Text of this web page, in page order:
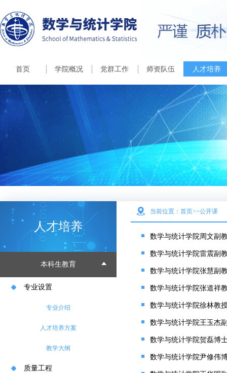
首页 学院概况 党群工作 师资队伍 人才培养
人才培养
本科生教育
专业设置
专业介绍
人才培养方案
教学大纲
质量工程
当前位置： 首页>>公开课
数学与统计学院张道祥
数学与统计学院徐林教
数学与统计学院贺磊博